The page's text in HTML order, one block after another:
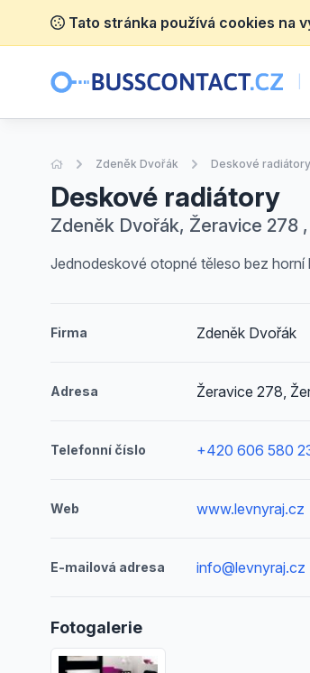
Tato stránka používá cookies na
Úvodní stránka
Zdeněk Dvořák Deskové radiátory
Deskové radiátory
Zdeněk Dvořák, Žeravice 278
Jednodeskové otopné těleso bez
Firma Zdeněk Dvořák
Adresa Žeravice 278,
Telefonní číslo +420 606 580
Web www.levnyraj.cz
E-mailová adresa info@levnyraj.cz
Fotogalerie